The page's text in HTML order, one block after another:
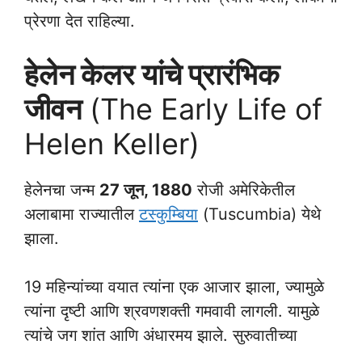
प्रेरणा देत राहिल्या.
हेलेन केलर यांचे प्रारंभिक
जीवन(The Early Life of
Helen Keller)
हेलेनचा जन्म 27 जून, 1880 रोजी अमेरिकेतील
अलाबामा राज्यातीलटस्कुम्बिया (Tuscumbia) येथे
झाला.
19 महिन्यांच्या वयात त्यांना एक आजार झाला, ज्यामुळे
त्यांना दृष्टी आणि श्रवणशक्ती गमवावी लागली. यामुळे
त्यांचे जग शांत आणि अंधारमय झाले. सुरुवातीच्या